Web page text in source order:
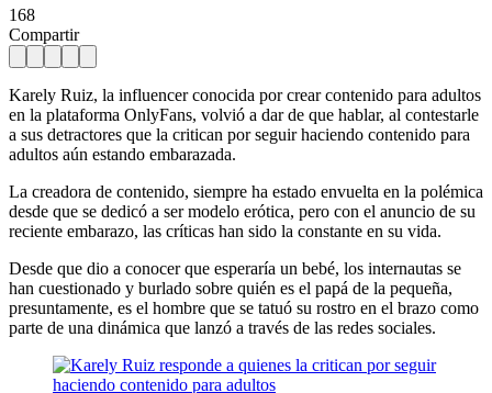
168
Compartir
Karely Ruiz, la influencer conocida por crear contenido para adultos
en la plataforma OnlyFans, volvió a dar de que hablar, al contestarle
a sus detractores que la critican por seguir haciendo contenido para
adultos aún estando embarazada.
La creadora de contenido, siempre ha estado envuelta en la polémica
desde que se dedicó a ser modelo erótica, pero con el anuncio de su
reciente embarazo, las críticas han sido la constante en su vida.
Desde que dio a conocer que esperaría un bebé, los internautas se
han cuestionado y burlado sobre quién es el papá de la pequeña,
presuntamente, es el hombre que se tatuó su rostro en el brazo como
parte de una dinámica que lanzó a través de las redes sociales.